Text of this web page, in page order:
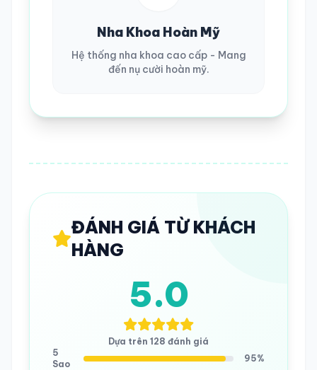
Nha Khoa Hoàn Mỹ
Hệ thống nha khoa cao cấp - Mang
đến nụ cười hoàn mỹ.
ĐÁNH GIÁ TỪ KHÁCH
HÀNG
5.0
Dựa trên 128 đánh giá
5
Sao
95%